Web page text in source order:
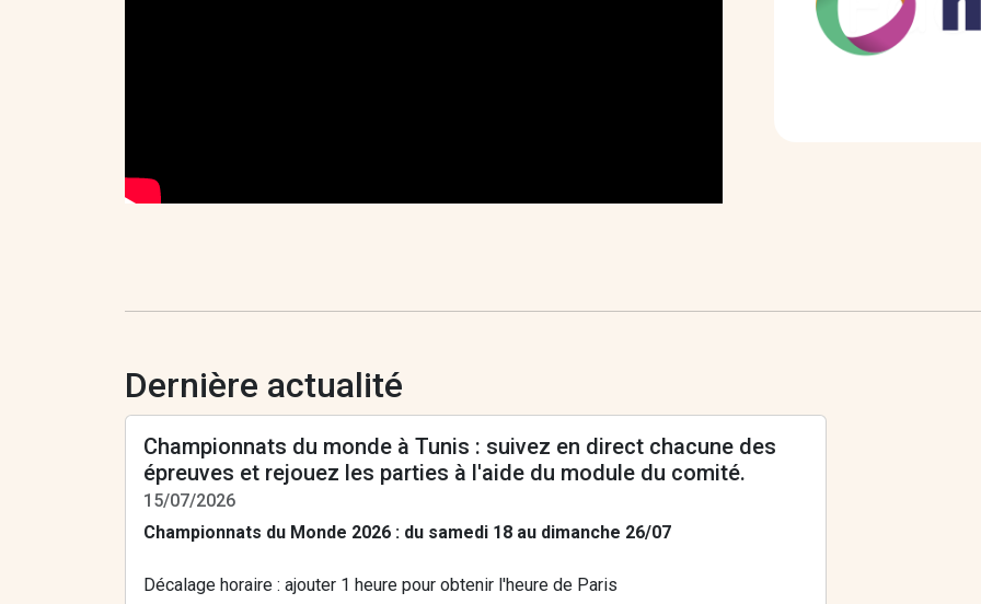
Dernière actualité
Championnats du monde à Tunis : suivez en direct chacune des
épreuves et rejouez les parties à l'aide du module du comité.
15/07/2026
Championnats du Monde 2026 : du samedi 18 au dimanche 26/07
Décalage horaire : ajouter 1 heure pour obtenir l'heure de Paris